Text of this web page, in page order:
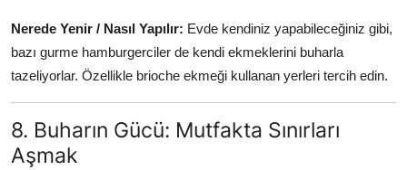
Nerede Yenir / Nasıl Yapılır: Evde kendiniz yapabileceğiniz gibi,
bazı gurme hamburgerciler de kendi ekmeklerini buharla
tazeliyorlar. Özellikle brioche ekmeği kullanan yerleri tercih edin.
8. Buharın Gücü: Mutfakta Sınırları
Aşmak